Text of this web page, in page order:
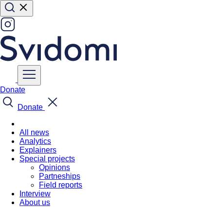
Donate
Donate
All news
Analytics
Explainers
Special projects
Opinions
Partneships
Field reports
Interview
About us